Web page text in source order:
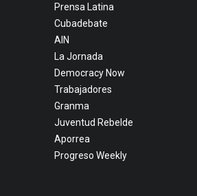
Prensa Latina
Cubadebate
AIN
La Jornada
Democracy Now
Trabajadores
Granma
Juventud Rebelde
Aporrea
Progreso Weekly